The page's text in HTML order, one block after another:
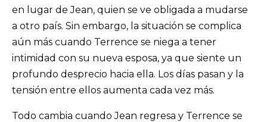
en lugar de Jean, quien se ve obligada a mudarse
a otro país. Sin embargo, la situación se complica
aún más cuando Terrence se niega a tener
intimidad con su nueva esposa, ya que siente un
profundo desprecio hacia ella. Los días pasan y la
tensión entre ellos aumenta cada vez más.
Todo cambia cuando Jean regresa y Terrence se